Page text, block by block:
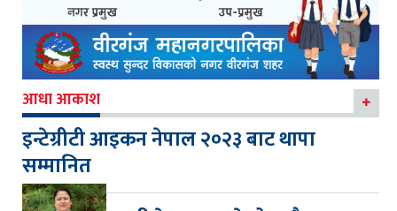
आधा आकाश
इन्टेग्रीटी आइकन नेपाल २०२३ बाट थापा
सम्मानित